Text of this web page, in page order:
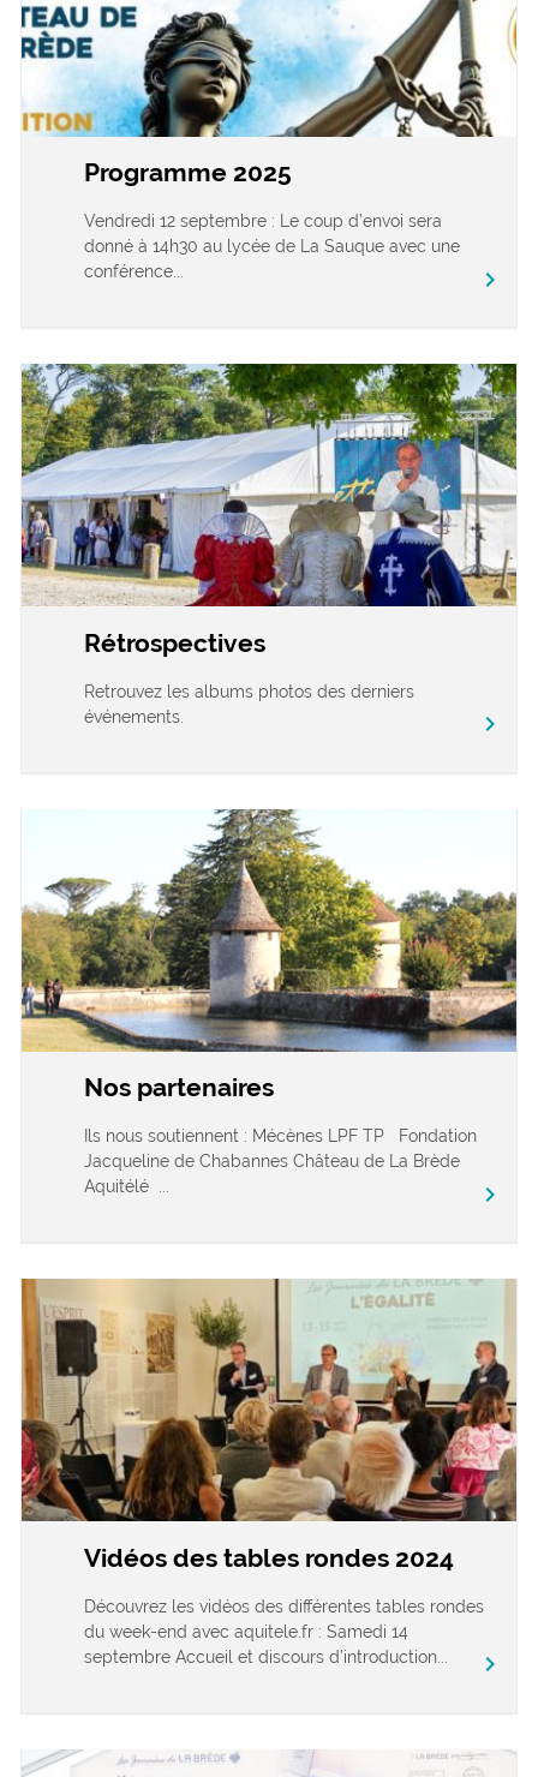
Programme 2025
Vendredi 12 septembre : Le coup d’envoi sera
donné à 14h30 au lycée de La Sauque avec une
conférence...
chevron_right
Rétrospectives
Retrouvez les albums photos des derniers
événements.
chevron_right
Nos partenaires
Ils nous soutiennent : Mécènes LPF TP Fondation
Jacqueline de Chabannes Château de La Brède
Aquitélé ...
chevron_right
Vidéos des tables rondes 2024
Découvrez les vidéos des différentes tables rondes
du week-end avec aquitele.fr : Samedi 14
septembre Accueil et discours d’introduction...
chevron_right